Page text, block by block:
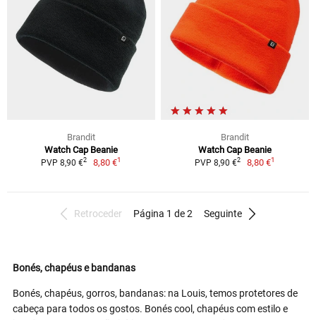
Brandit
Watch Cap Beanie
PVP 8,90 €2 8,80 €1
Brandit
Watch Cap Beanie
PVP 8,90 €2 8,80 €1
Retroceder Página 1 de 2 Seguinte
Bonés, chapéus e bandanas
Bonés, chapéus, gorros, bandanas: na Louis, temos protetores de
cabeça para todos os gostos. Bonés cool, chapéus com estilo e